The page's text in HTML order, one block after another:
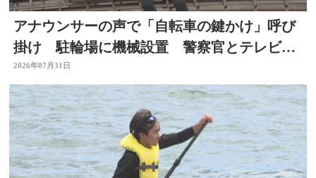
アナウンサーの声で「自転車の鍵かけ」呼び
掛け 駐輪場に機械設置 警察官とテレビ局
がタッグ 大分
2026年07月31日